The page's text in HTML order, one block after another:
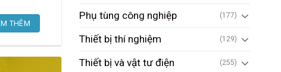
THÊM
Phụ tùng công nghiệp (177)
Thiết bị thí nghiệm (129)
Thiết bị và vật tư điện (255)